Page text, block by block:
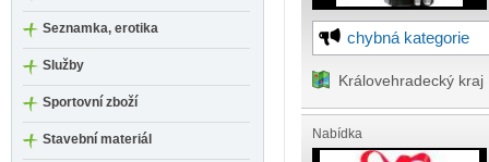
Seznamka, erotika
Služby
Sportovní zboží
Stavební materiál
chybná kategorie
Královehradecký kraj
Nabídka